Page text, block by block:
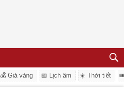
💰 Giá vàng 📅 Lịch âm ☀️ Thời tiết